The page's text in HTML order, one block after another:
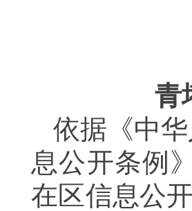
青
依据《中
息公开条例
在区信息公